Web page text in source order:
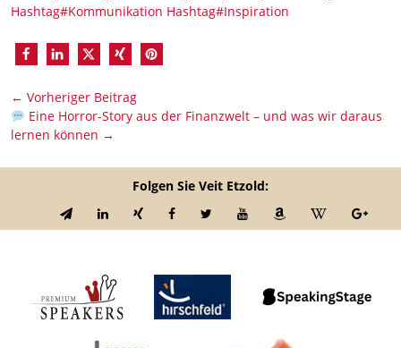
Hashtag#Kommunikation Hashtag#Inspiration
← Vorheriger Beitrag
Eine Horror-Story aus der Finanzwelt – und was wir daraus
lernen können →
Folgen Sie Veit Etzold: